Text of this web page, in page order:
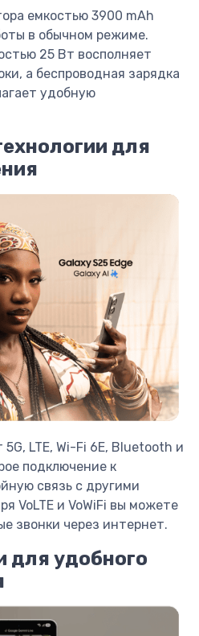
емкостью 3900 mAh
в обычном режиме.
25 Вт восполняет
а беспроводная зарядка
удобную
для
LTE, Wi-Fi 6E, Bluetooth и
подключение к
связь с другими
VoLTE и VoWiFi вы можете
звонки через интернет.
для удобного